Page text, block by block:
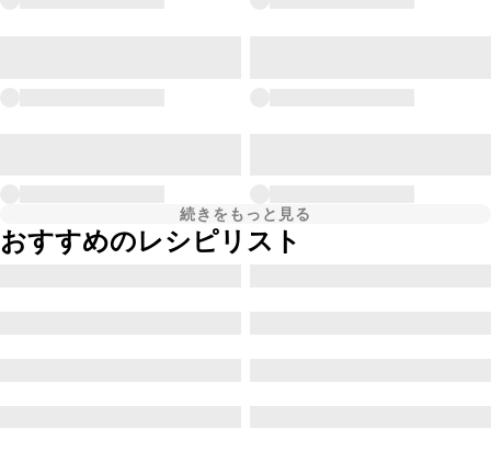
続きをもっと見る
おすすめのレシピリスト